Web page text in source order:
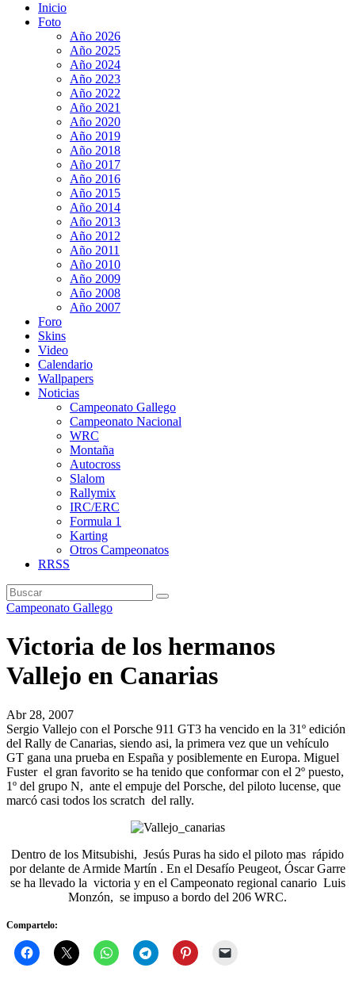
Inicio
Foto
Año 2026
Año 2025
Año 2024
Año 2023
Año 2022
Año 2021
Año 2020
Año 2019
Año 2018
Año 2017
Año 2016
Año 2015
Año 2014
Año 2013
Año 2012
Año 2011
Año 2010
Año 2009
Año 2008
Año 2007
Foro
Skins
Video
Calendario
Wallpapers
Noticias
Campeonato Gallego
Campeonato Nacional
WRC
Montaña
Autocross
Slalom
Rallymix
IRC/ERC
Formula 1
Karting
Otros Campeonatos
RRSS
Campeonato Gallego
Victoria de los hermanos
Vallejo en Canarias
Abr 28, 2007
Sergio Vallejo con el Porsche 911 GT3 ha vencido en la 31º edición
del Rally de Canarias, siendo asi, la primera vez que un vehículo
GT gana una prueba en España y posiblemente en Europa. Miguel
Fuster el gran favorito se ha tenido que conformar con el 2º puesto,
1º del grupo N, ante el empuje del Porsche, del piloto lucense, que
marcó casi todos los scratch del rally.
Dentro de los Mitsubishi, Jesús Puras ha sido el piloto mas rápido
por delante de Armide Martín . En el Desafío Peugeot, Óscar Garre
se ha llevado la victoria y en el Campeonato regional canario Luis
Monzón, se impuso a bordo del 206 WRC.
Compartelo: